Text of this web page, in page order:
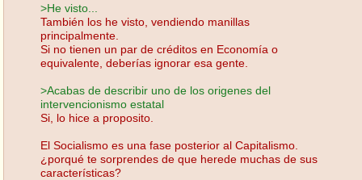
>He visto...
También los he visto, vendiendo manillas
principalmente.
Si no tienen un par de créditos en Economía o
equivalente, deberías ignorar esa gente.
>Acabas de describir uno de los origenes del
intervencionismo estatal
Si, lo hice a proposito.
El Socialismo es una fase posterior al Capitalismo.
¿porqué te sorprendes de que herede muchas de sus
características?